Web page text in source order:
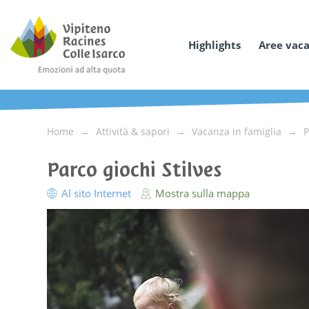
Highlights Aree
Home Attività & sapori Vacanza in famiglia
Parco giochi Stilves
Al sito Internet Mostra sulla mappa